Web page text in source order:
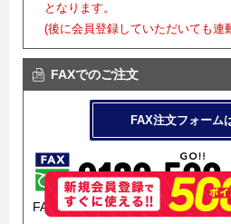
となります。
(後に会員登録していただいても連
FAXでのご注文
FAX注文フォーム
FAX注文フォームを導入していま